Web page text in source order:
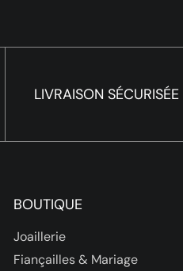
LIVRAISON
BOUTIQUE
Joaillerie
Fiançailles & Mariage